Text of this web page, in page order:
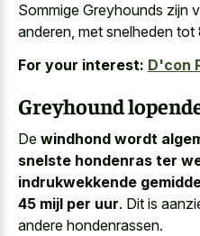
Sommige Greyhounds zijn
anderen, met snelheden tot
For your interest: D'con
Greyhound
De windhond wordt
snelste hondenras ter
indrukwekkende
45 mijl per uur. Dit is
andere hondenrassen.